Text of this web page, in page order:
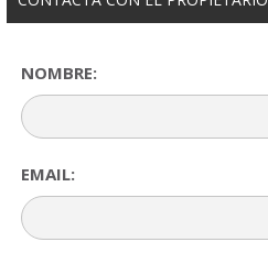
NOMBRE:
EMAIL: